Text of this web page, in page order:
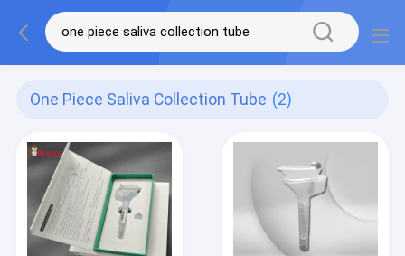
One Piece Saliva Collection Tube (2)